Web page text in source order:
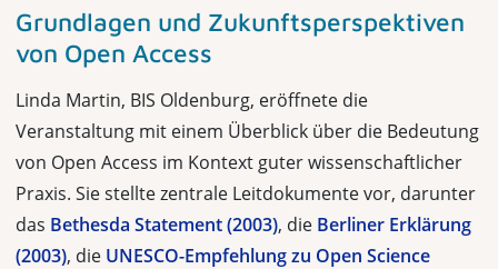
Grundlagen und Zukunftsperspektiven
von Open Access
Linda Martin, BIS Oldenburg, eröffnete die
Veranstaltung mit einem Überblick über die Bedeutung
von Open Access im Kontext guter wissenschaftlicher
Praxis. Sie stellte zentrale Leitdokumente vor, darunter
das Bethesda Statement (2003), die Berliner Erklärung
(2003), die UNESCO-Empfehlung zu Open Science